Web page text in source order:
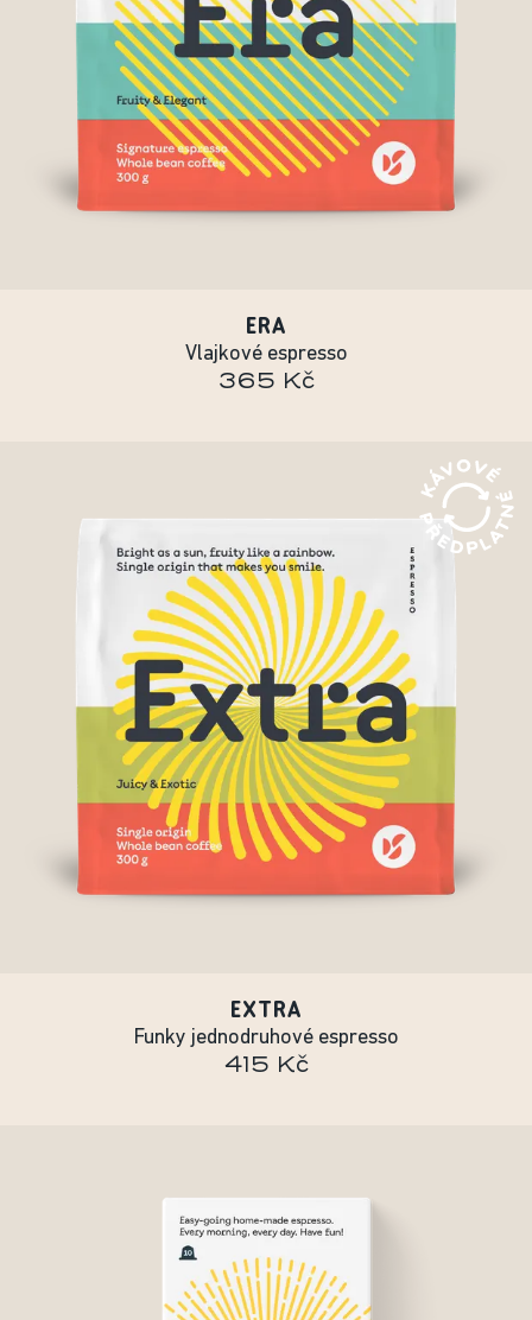
ERA
Vlajkové espresso
365 Kč
EXTRA
Funky jednodruhové espresso
415 Kč